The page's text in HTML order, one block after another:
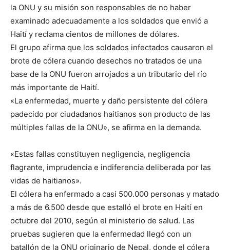
la ONU y su misión son responsables de no haber
examinado adecuadamente a los soldados que envió a
Haití y reclama cientos de millones de dólares.
El grupo afirma que los soldados infectados causaron el
brote de cólera cuando desechos no tratados de una
base de la ONU fueron arrojados a un tributario del río
más importante de Haití.
«La enfermedad, muerte y daño persistente del cólera
padecido por ciudadanos haitianos son producto de las
múltiples fallas de la ONU», se afirma en la demanda.
«Estas fallas constituyen negligencia, negligencia
flagrante, imprudencia e indiferencia deliberada por las
vidas de haitianos».
El cólera ha enfermado a casi 500.000 personas y matado
a más de 6.500 desde que estalló el brote en Haití en
octubre del 2010, según el ministerio de salud. Las
pruebas sugieren que la enfermedad llegó con un
batallón de la ONU originario de Nepal, donde el cólera